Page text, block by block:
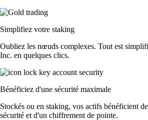
Simplifiez votre staking
Oubliez les nœuds complexes. Tout est
Inc. en quelques clics.
Bénéficiez d'une sécurité maximale
Stockés ou en staking, vos actifs bénéficient
sécurité et d'un chiffrement de pointe.